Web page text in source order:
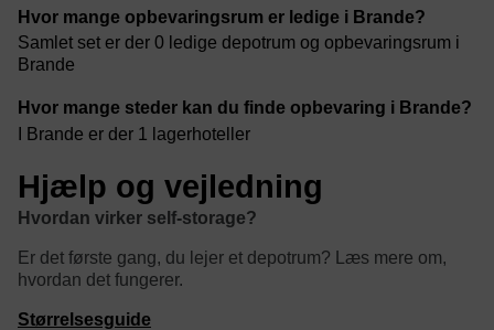
Hvor mange opbevaringsrum er ledige i Brande?
Samlet set er der 0 ledige depotrum og opbevaringsrum i
Brande
Hvor mange steder kan du finde opbevaring i Brande?
I Brande er der 1 lagerhoteller
Hjælp og vejledning
Hvordan virker self-storage?
Er det første gang, du lejer et depotrum? Læs mere om,
hvordan det fungerer.
Størrelsesguide